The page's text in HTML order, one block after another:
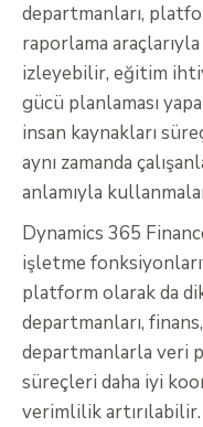
departmanları,
raporlama araçlarıyla
izleyebilir, eğitim
gücü planlaması
insan kaynakları
aynı zamanda
anlamıyla
Dynamics 365
işletme
platform olarak da
departmanları,
departmanlarla veri
süreçleri daha iyi
verimlilik artırılabilir.